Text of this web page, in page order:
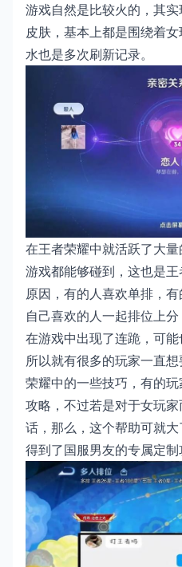
游戏自然是比较火的，其
皮肤，基本上都是围绕着
水也是多次刷新记录。
在王者荣耀中就活跃了大
游戏都能够碰到，这也是
原因，有的人喜欢单排，
自己喜欢的人一起排位上
在游戏中出现了连跪，可能
所以就有很多的玩家一直
荣耀中的一些技巧，有的
攻略，不过若是对于女玩
话，那么，这个帮助可就
得到了国服男友的专属定制